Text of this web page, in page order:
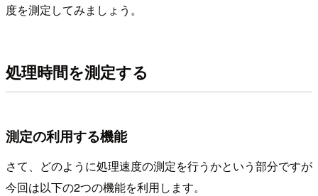
度を測定してみましょう。
処理時間を測定する
測定の利用する機能
さて、どのように処理速度の測定を行うかという部分ですが
今回は以下の2つの機能を利用します。